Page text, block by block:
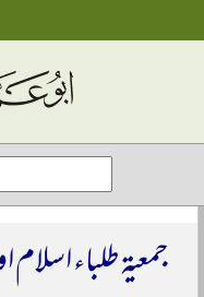
جمعیۃ طلباء